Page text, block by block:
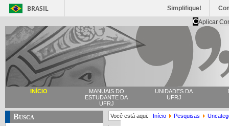
BRASIL Simplifique!
CAplicar
INÍCIO
MANUAIS DO
ESTUDANTE DA
UFRJ
UNIDADES DA
UFRJ
Busca Você está aqui: Início Pesquisas